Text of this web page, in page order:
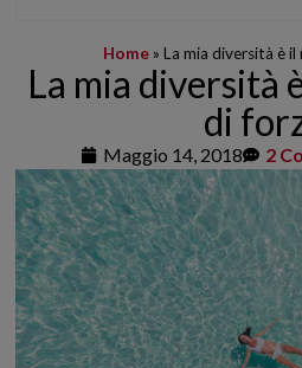
Home» La mia diversità è
La mia diversità
di
Maggio 14, 2018 2